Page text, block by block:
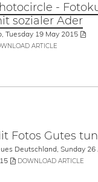
-
sozialer Ader
Tuesday 19 May 2015
ARTICLE
Fotos Gutes tun
Deutschland, Sunday 26
DOWNLOAD ARTICLE